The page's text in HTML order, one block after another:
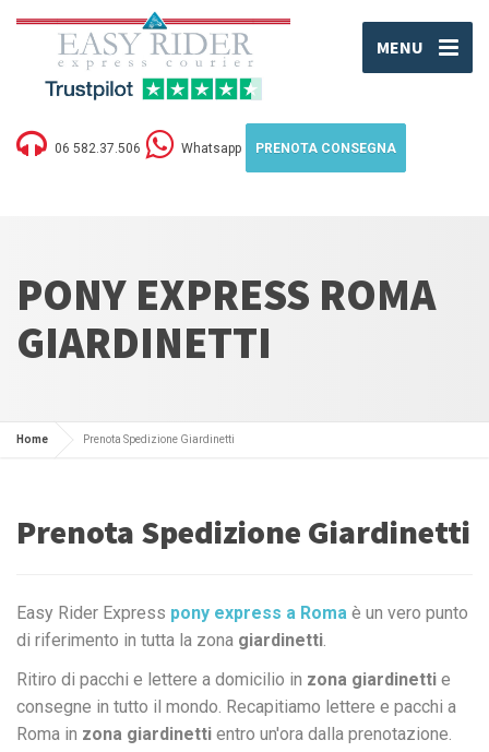
MENU
06 582.37.506 Whatsapp PRENOTA CONSEGNA
PONY EXPRESS ROMA
GIARDINETTI
Home Prenota Spedizione Giardinetti
Prenota Spedizione Giardinetti
Easy Rider Express pony express a Roma è un vero punto
di riferimento in tutta la zona giardinetti.
Ritiro di pacchi e lettere a domicilio in zona giardinetti e
consegne in tutto il mondo. Recapitiamo lettere e pacchi a
Roma in zona giardinetti entro un'ora dalla prenotazione.